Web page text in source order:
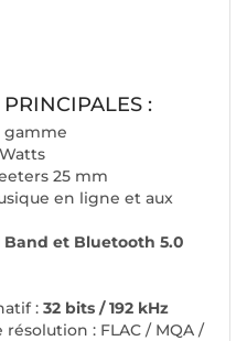
:
gamme
25 mm
en ligne et aux
Band et Bluetooth 5.0
: 32 bits / 192 kHz
: FLAC / MQA /